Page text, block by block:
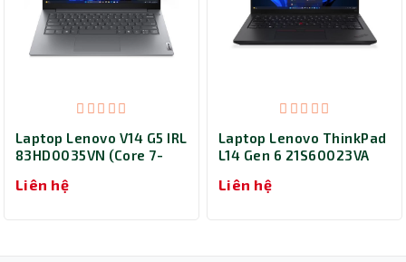
Laptop Lenovo V14 G5 IRL
83HD0035VN (Core 7-
512GB/ Windows 11
Liên hệ
Laptop Lenovo ThinkPad
L14 Gen 6 21S60023VA
32GB/ SSD 512GB/ 2Y/
Liên hệ